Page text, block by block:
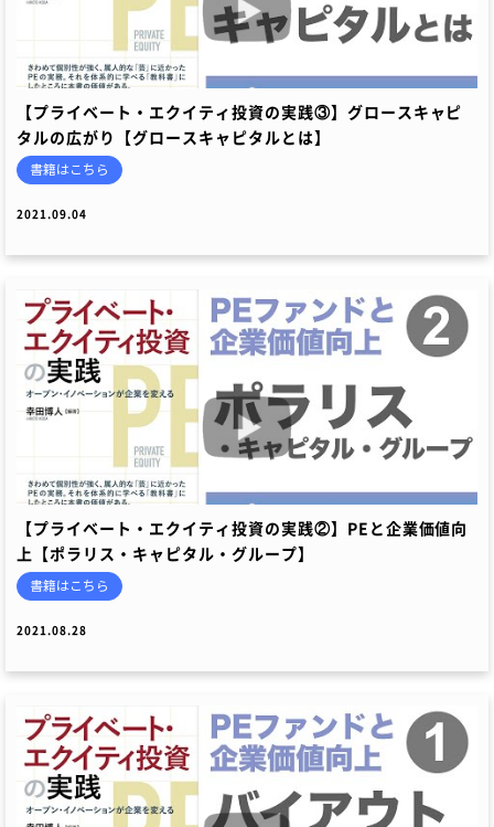
【プライベート・エクイティ投資の実践③】グロースキャピ
タルの広がり【グロースキャピタルとは】
書籍はこちら
2021.09.04
【プライベート・エクイティ投資の実践②】PEと企業価値向
上【ポラリス・キャピタル・グループ】
書籍はこちら
2021.08.28